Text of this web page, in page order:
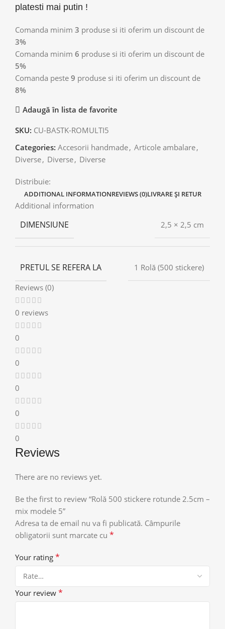
platesti mai putin !
Comanda minim 3 produse si iti oferim un discount de
3%
Comanda minim 6 produse si iti oferim un discount de
5%
Comanda peste 9 produse si iti oferim un discount de
8%
Adaugă în lista de favorite
SKU: CU-BASTK-ROMULTI5
Categories: Accesorii handmade, Articole ambalare,
Diverse, Diverse, Diverse
Distribuie:
ADDITIONAL INFORMATIONREVIEWS (0)LIVRARE ȘI RETUR
Additional information
DIMENSIUNE 2,5 × 2,5 cm
PRETUL SE REFERA LA
1 Rolă (500 stickere)
Reviews (0)
0 reviews
0
0
0
0
0
Reviews
There are no reviews yet.
Be the first to review “Rolă 500 stickere rotunde 2.5cm –
mix modele 5”
Adresa ta de email nu va fi publicată. Câmpurile
obligatorii sunt marcate cu *
Your rating *
Your review *